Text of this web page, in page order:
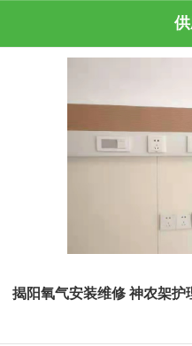
揭阳氧气安装维修 神农架护